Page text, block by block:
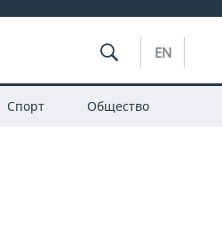
EN
Спорт Общество